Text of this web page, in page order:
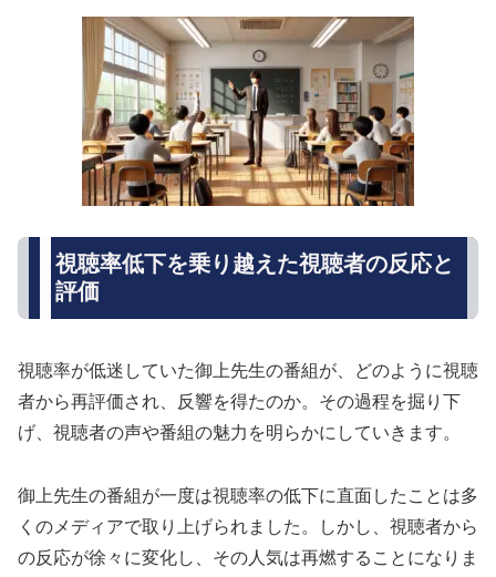
視聴率低下を乗り越えた視聴者の反応と
評価
視聴率が低迷していた御上先生の番組が、どのように視聴
者から再評価され、反響を得たのか。その過程を掘り下
げ、視聴者の声や番組の魅力を明らかにしていきます。
御上先生の番組が一度は視聴率の低下に直面したことは多
くのメディアで取り上げられました。しかし、視聴者から
の反応が徐々に変化し、その人気は再燃することになりま